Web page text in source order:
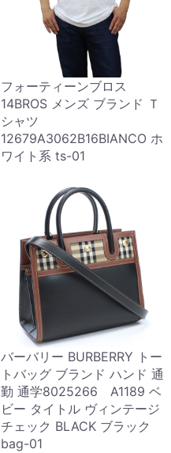
フォーティーンブロス
14BROS メンズ ブランド Ｔ
シャツ
12679A3062B16BIANCO ホ
ワイト系 ts-01
バーバリー BURBERRY トー
トバッグ ブランド ハンド 通
勤 通学8025266 A1189 ベ
ビー タイトル ヴィンテージ
チェック BLACK ブラック
bag-01